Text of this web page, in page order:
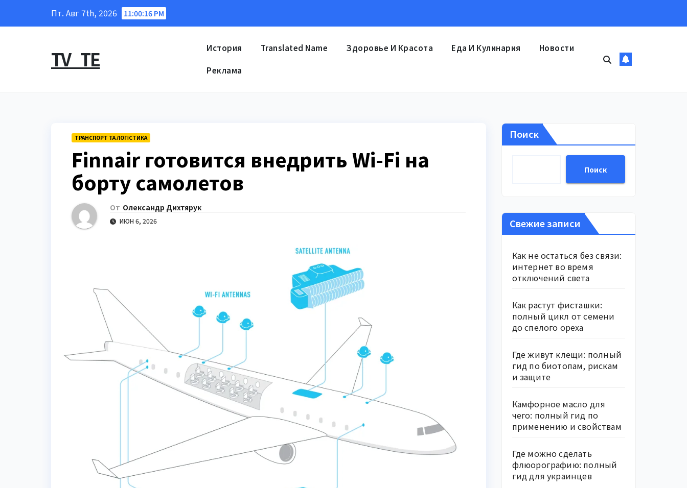
Пт. Авг 7th, 2026 11:00:17 PM
TV_TE История Translated Name Здоровье И Красота Еда И Кулинария Новости
Реклама
ТРАНСПОРТ ТА ЛОГІСТИКА
Finnair готовится внедрить Wi-Fi на
борту самолетов
От Олександр Дихтярук
ИЮН 6, 2026
Поиск
Поиск
Свежие записи
Как не остаться без связи:
интернет во время
отключений света
Как растут фисташки:
полный цикл от семени
до спелого ореха
Где живут клещи: полный
гид по биотопам, рискам
и защите
Камфорное масло для
чего: полный гид по
применению и свойствам
Где можно сделать
флюорографию: полный
гид для украинцев